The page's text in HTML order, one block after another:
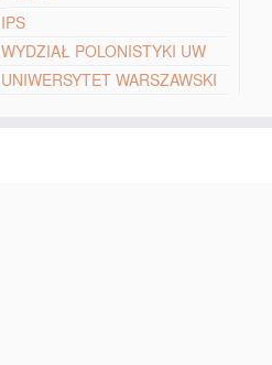
IPS
WYDZIAŁ POLONISTYKI UW
UNIWERSYTET WARSZAWSKI